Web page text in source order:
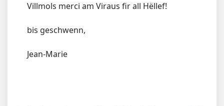
Villmols merci am Viraus fir all Hëllef!
bis geschwenn,
Jean-Marie